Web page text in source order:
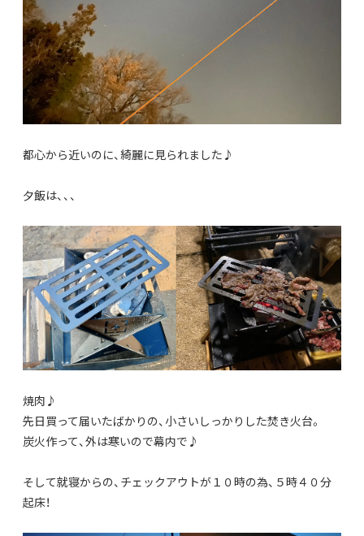
都心から近いのに、綺麗に見られました♪
夕飯は、、、
焼肉♪
先日買って届いたばかりの、小さいしっかりした焚き火台。
炭火作って、外は寒いので幕内で♪
そして就寝からの、チェックアウトが１０時の為、５時４０分
起床！